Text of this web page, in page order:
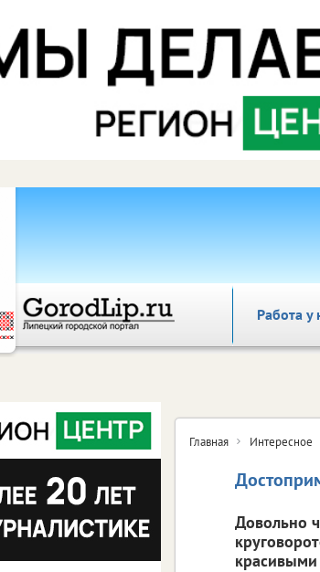
Работа у
Главная Интересное
Довольно
красивыми